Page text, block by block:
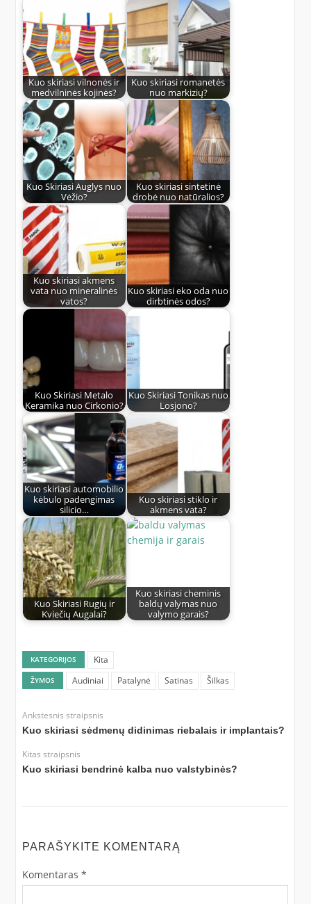
Kuo skiriasi vilnonės ir
medvilninės kojinės?
Kuo skiriasi romanetės
nuo markizių?
Kuo Skiriasi Auglys nuo
Vėžio?
Kuo skiriasi sintetinė
drobė nuo natūralios?
Kuo skiriasi akmens
vata nuo mineralinės
vatos?
Kuo skiriasi eko oda nuo
dirbtinės odos?
Kuo Skiriasi Metalo
Keramika nuo Cirkonio?
Kuo Skiriasi Tonikas nuo
Losjono?
Kuo skiriasi automobilio
kėbulo padengimas
silicio…
Kuo skiriasi stiklo ir
akmens vata?
Kuo Skiriasi Rugių ir
Kviečių Augalai?
Kuo skiriasi cheminis
baldų valymas nuo
valymo garais?
KATEGORIJOS Kita
ŽYMOS Audiniai Patalynė Satinas Šilkas
Ankstesnis straipsnis
Kuo skiriasi sėdmenų didinimas riebalais ir implantais?
Kitas straipsnis
Kuo skiriasi bendrinė kalba nuo valstybinės?
PARAŠYKITE KOMENTARĄ
Komentaras *